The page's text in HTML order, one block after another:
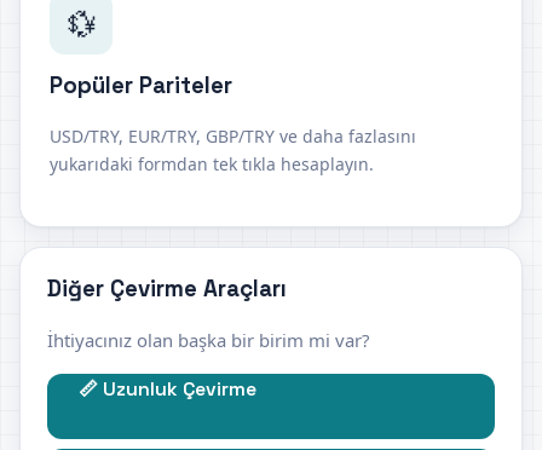
💱
Popüler Pariteler
USD/TRY, EUR/TRY, GBP/TRY ve daha fazlasını
yukarıdaki formdan tek tıkla hesaplayın.
Diğer Çevirme Araçları
İhtiyacınız olan başka bir birim mi var?
📏 Uzunluk Çevirme